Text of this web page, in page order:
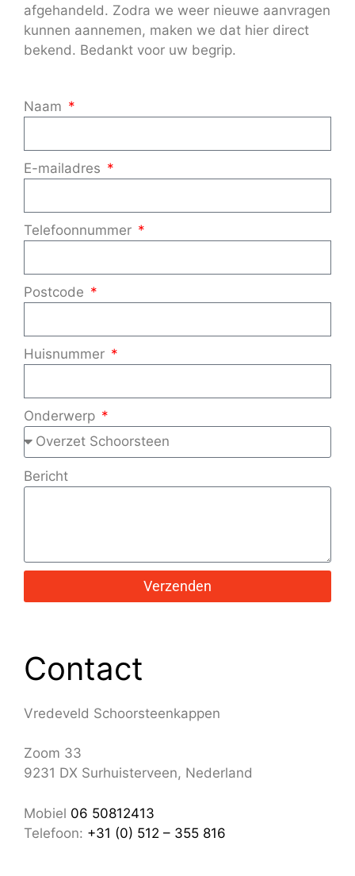
afgehandeld. Zodra we weer nieuwe aanvragen
kunnen aannemen, maken we dat hier direct
bekend. Bedankt voor uw begrip.
Naam
E-mailadres
Telefoonnummer
Postcode
Huisnummer
Onderwerp
Bericht
Verzenden
Contact
Vredeveld Schoorsteenkappen
Zoom 33
9231 DX Surhuisterveen, Nederland
Mobiel 06 50812413
Telefoon: +31 (0) 512 – 355 816